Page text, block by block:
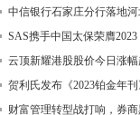
中信银行石家庄分行落地
水平
SAS携手中国太保荣膺
合规
云顶新耀港股股价今日涨
肾
贺利氏发布《2023铂金年
求预计
财富管理转型战打响，券